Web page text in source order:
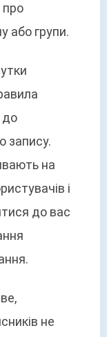
про
або групи.
до
запису.
на
і
до вас
не